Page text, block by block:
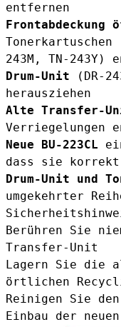
entfernen
Frontabdeckung
Tonerkartuschen
243M , TN-243Y)
Drum-Unit ( DR-
herausziehen
Alte Transfer-
Verriegelungen
Neue BU-223CL
dass sie
Drum-Unit und
umgekehrter
Berühren Sie
Transfer-Unit
Lagern Sie die
örtlichen
Reinigen Sie
Einbau der